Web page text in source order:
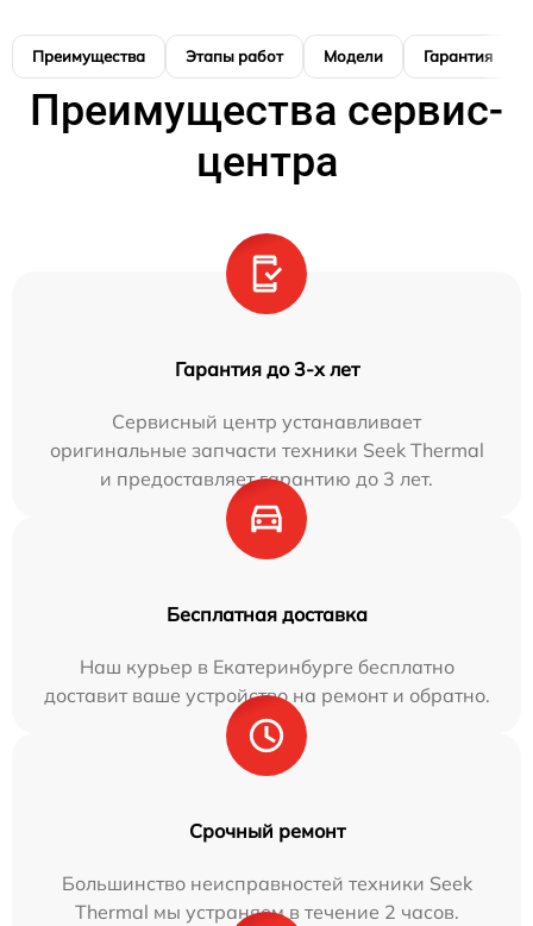
Преимущества Этапы работ Модели Гарантия
Преимущества сервис-
центра
Гарантия до 3-х лет
Сервисный центр устанавливает
оригинальные запчасти техники Seek Thermal
и предоставляет гарантию до 3 лет.
Бесплатная доставка
Наш курьер в Екатеринбурге бесплатно
доставит ваше устройство на ремонт и обратно.
Срочный ремонт
Большинство неисправностей техники Seek
Thermal мы устраняем в течение 2 часов.